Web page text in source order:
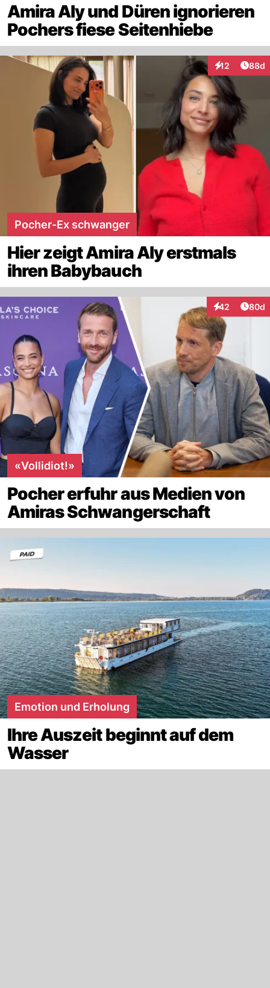
Amira Aly und Düren ignorieren
Pochers fiese Seitenhiebe
12
Interaktionen
88d
Pocher-Ex schwanger
Hier zeigt Amira Aly erstmals
ihren Babybauch
42
Interaktionen
80d
«Vollidiot!»
Pocher erfuhr aus Medien von
Amiras Schwangerschaft
Emotion und Erholung
Ihre Auszeit beginnt auf dem
Wasser